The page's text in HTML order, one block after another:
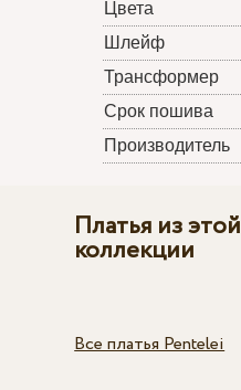
Цвета
Шлейф
Трансформер
Срок пошива
Производитель
Платья из этой
коллекции
Все платья Pentelei